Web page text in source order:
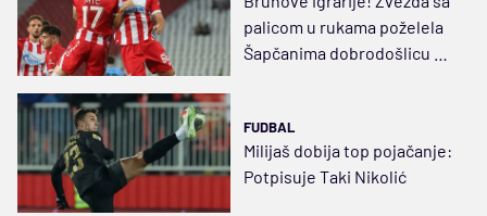
palicom u rukama poželela
Šapčanima dobrodošlicu u
FUDBAL
Milijaš dobija top pojačanje:
Potpisuje Taki Nikolić